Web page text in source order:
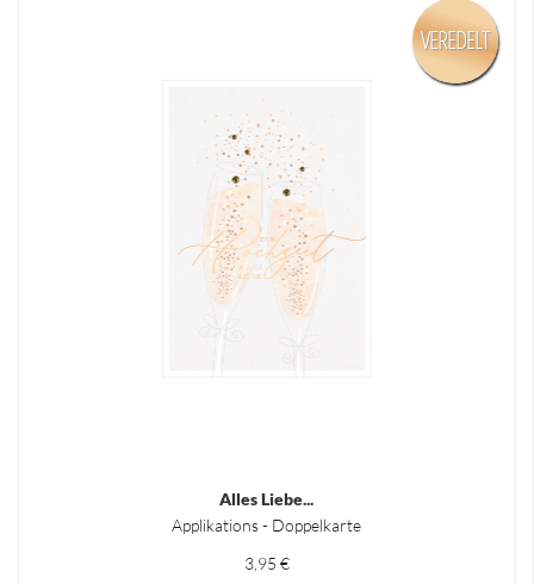
Alles Liebe...
Applikations - Doppelkarte
3,95 €
VEREDELT